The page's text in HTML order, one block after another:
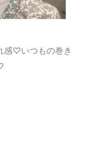
感♡いつもの巻き